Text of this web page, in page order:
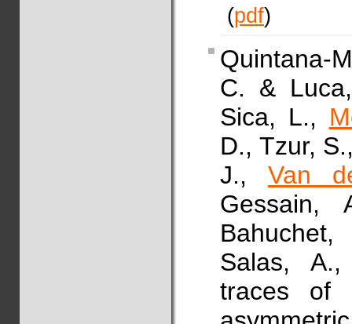
(pdf)
Quintana-
C. &
Sica, L.,
D., Tzur,
J., Van
Gessain,
Salas,
traces of